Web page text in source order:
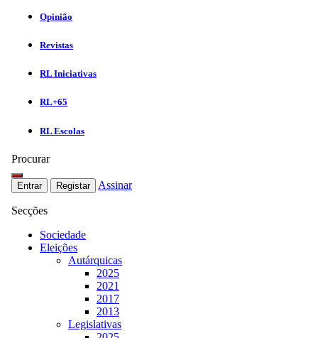
Opinião
Revistas
RL Iniciativas
RL+65
RL Escolas
Procurar
Entrar Registar Assinar
Secções
Sociedade
Eleições
Autárquicas
2025
2021
2017
2013
Legislativas